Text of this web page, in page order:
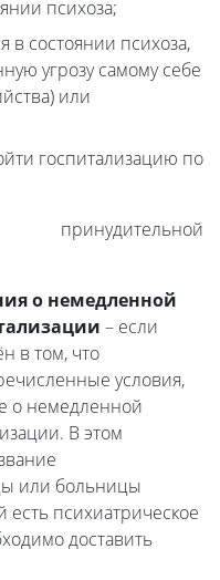
психоза;
в состоянии психоза,
угрозу самому себе
или
госпитализацию по
о немедленной
– если
в том, что
условия,
о немедленной
В этом
или больницы
психиатрическое
доставить